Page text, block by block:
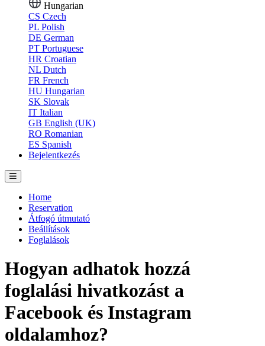
Hungarian
CS Czech
PL Polish
DE German
PT Portuguese
HR Croatian
NL Dutch
FR French
HU Hungarian
SK Slovak
IT Italian
GB English (UK)
RO Romanian
ES Spanish
Bejelentkezés
Home
Reservation
Átfogó útmutató
Beállítások
Foglalások
Hogyan adhatok hozzá
foglalási hivatkozást a
Facebook és Instagram
oldalamhoz?